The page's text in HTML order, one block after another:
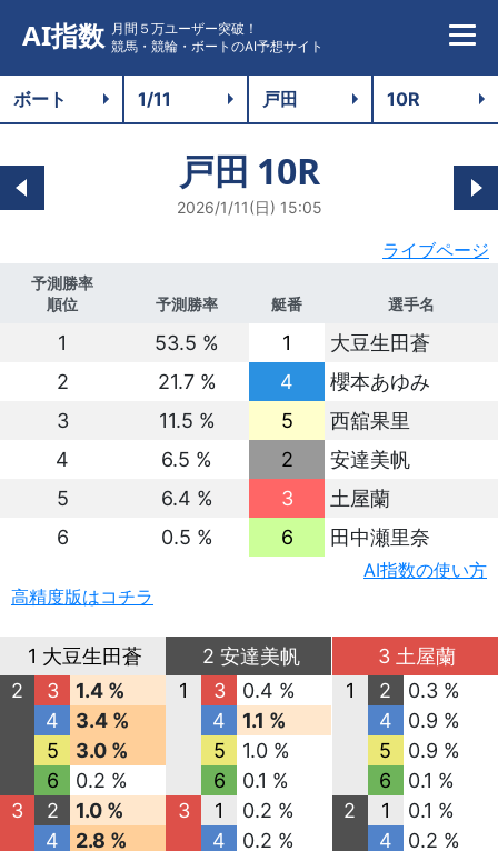
AI指数 月間５万ユーザー突破！
競馬・競輪・ボートのAI予想サイト
戸田 10R
2026/1/11(日) 15:05
ライブページ
予測勝率
順位
予測勝率 艇番 選手名
1 53.5 % 1
大豆生田蒼
2
21.7 % 4
櫻本あゆみ
3
11.5 % 5
西舘果里
4
6.5 % 2
安達美帆
5
6.4 % 3
土屋蘭
6
0.5 % 6 田中瀬里奈
AI指数の使い方
高精度版はコチラ
1 大豆生田蒼
2
3
1.4 %
4
3.4 %
5
3.0 %
6
0.2 %
3
2
1.0 %
4
2.8 %
2 安達美帆
1
3
0.4 %
4
1.1 %
5
1.0 %
6
0.1 %
3
1
0.2 %
4
0.2 %
3 土屋蘭
1
2
0.3 %
4
0.9 %
5
0.9 %
6
0.1 %
2
1
0.1 %
4
0.2 %